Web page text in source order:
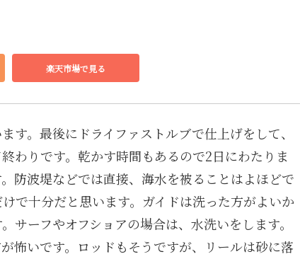
楽天市場で見る
す。最後にドライファストルブで仕上げをして、
わりです。乾かす時間もあるので2日にわたりま
防波堤などでは直接、海水を被ることはよほどで
で十分だと思います。ガイドは洗った方がよいか
ーフやオフショアの場合は、水洗いをします。
怖いです。ロッドもそうですが、リールは砂に落